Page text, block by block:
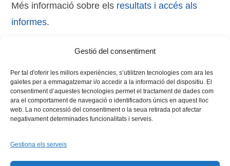
Gestió del consentiment
Per tal d'oferir les millors experiències, s’utilitzen tecnologies com ara les
galetes per a emmagatzemar i/o accedir a la informació del dispositiu. El
consentiment d’aquestes tecnologies permet el tractament de dades com
ara el comportament de navegació o identificadors únics en aquest lloc
web. La no concessió del consentiment o la seua retirada pot afectar
negativament determinades funcionalitats i serveis.
Gestiona els serveis
Més informació sobre els resultats i accés als
informes.
Via Universitària